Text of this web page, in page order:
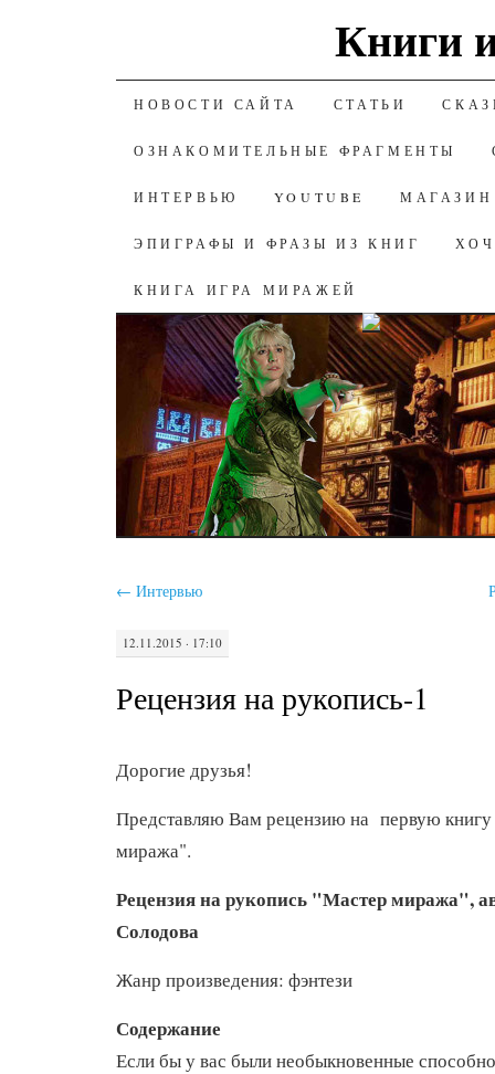
Книги
К СОДЕРЖАНИЮ
НОВОСТИ САЙТА СТАТЬИ
ОЗНАКОМИТЕЛЬНЫЕ ФРАГМЕНТЫ
ИНТЕРВЬЮ YOUTUBE МАГАЗИН
ЭПИГРАФЫ И ФРАЗЫ ИЗ КНИГ
КНИГА ИГРА МИРАЖЕЙ
← Интервью
12.11.2015 · 17:10
Рецензия на рукопись-1
Дорогие друзья!
Представляю Вам рецензию на первую
миража".
Рецензия на рукопись "Мастер миража",
Солодова
Жанр произведения: фэнтези
Содержание
Если бы у вас были необыкновенные